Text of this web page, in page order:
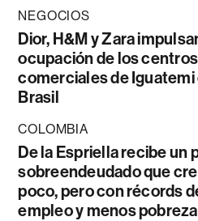
NEGOCIOS
Dior, H&M y Zara
ocupación de los centros
comerciales de Iguatemi
Brasil
COLOMBIA
De la Espriella recibe un
sobreendeudado que
poco, pero con récords
empleo y menos pobreza